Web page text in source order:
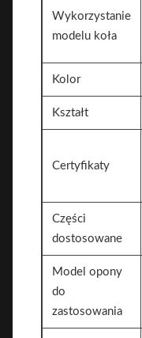
Wykorzystanie
modelu koła
Kolor
Kształt
Certyfikaty
Części
dostosowane
Model opony
do
zastosowania